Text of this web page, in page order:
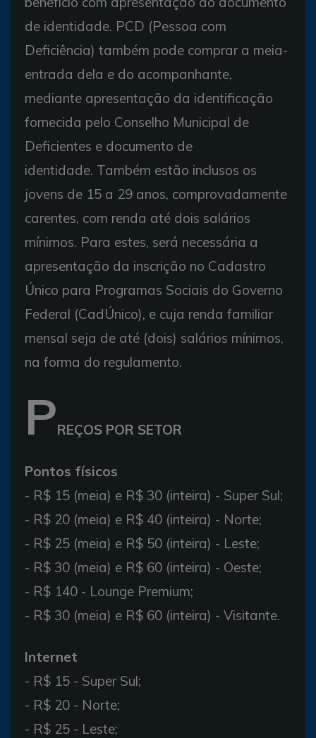
de identidade. PCD (Pessoa com
Deficiência) também pode comprar a meia-
entrada dela e do acompanhante,
mediante apresentação da identificação
fornecida pelo Conselho Municipal de
Deficientes e documento de
identidade. Também estão inclusos os
jovens de 15 a 29 anos, comprovadamente
carentes, com renda até dois salários
mínimos. Para estes, será necessária a
apresentação da inscrição no Cadastro
Único para Programas Sociais do Governo
Federal (CadÚnico), e cuja renda familiar
mensal seja de até (dois) salários mínimos,
na forma do regulamento.
PREÇOS POR SETOR
Pontos físicos
- R$ 15 (meia) e R$ 30 (inteira) - Super Sul;
- R$ 20 (meia) e R$ 40 (inteira) - Norte;
- R$ 25 (meia) e R$ 50 (inteira) - Leste;
- R$ 30 (meia) e R$ 60 (inteira) - Oeste;
- R$ 140 - Lounge Premium;
- R$ 30 (meia) e R$ 60 (inteira) - Visitante.
Internet
- R$ 15 - Super Sul;
- R$ 20 - Norte;
- R$ 25 - Leste;